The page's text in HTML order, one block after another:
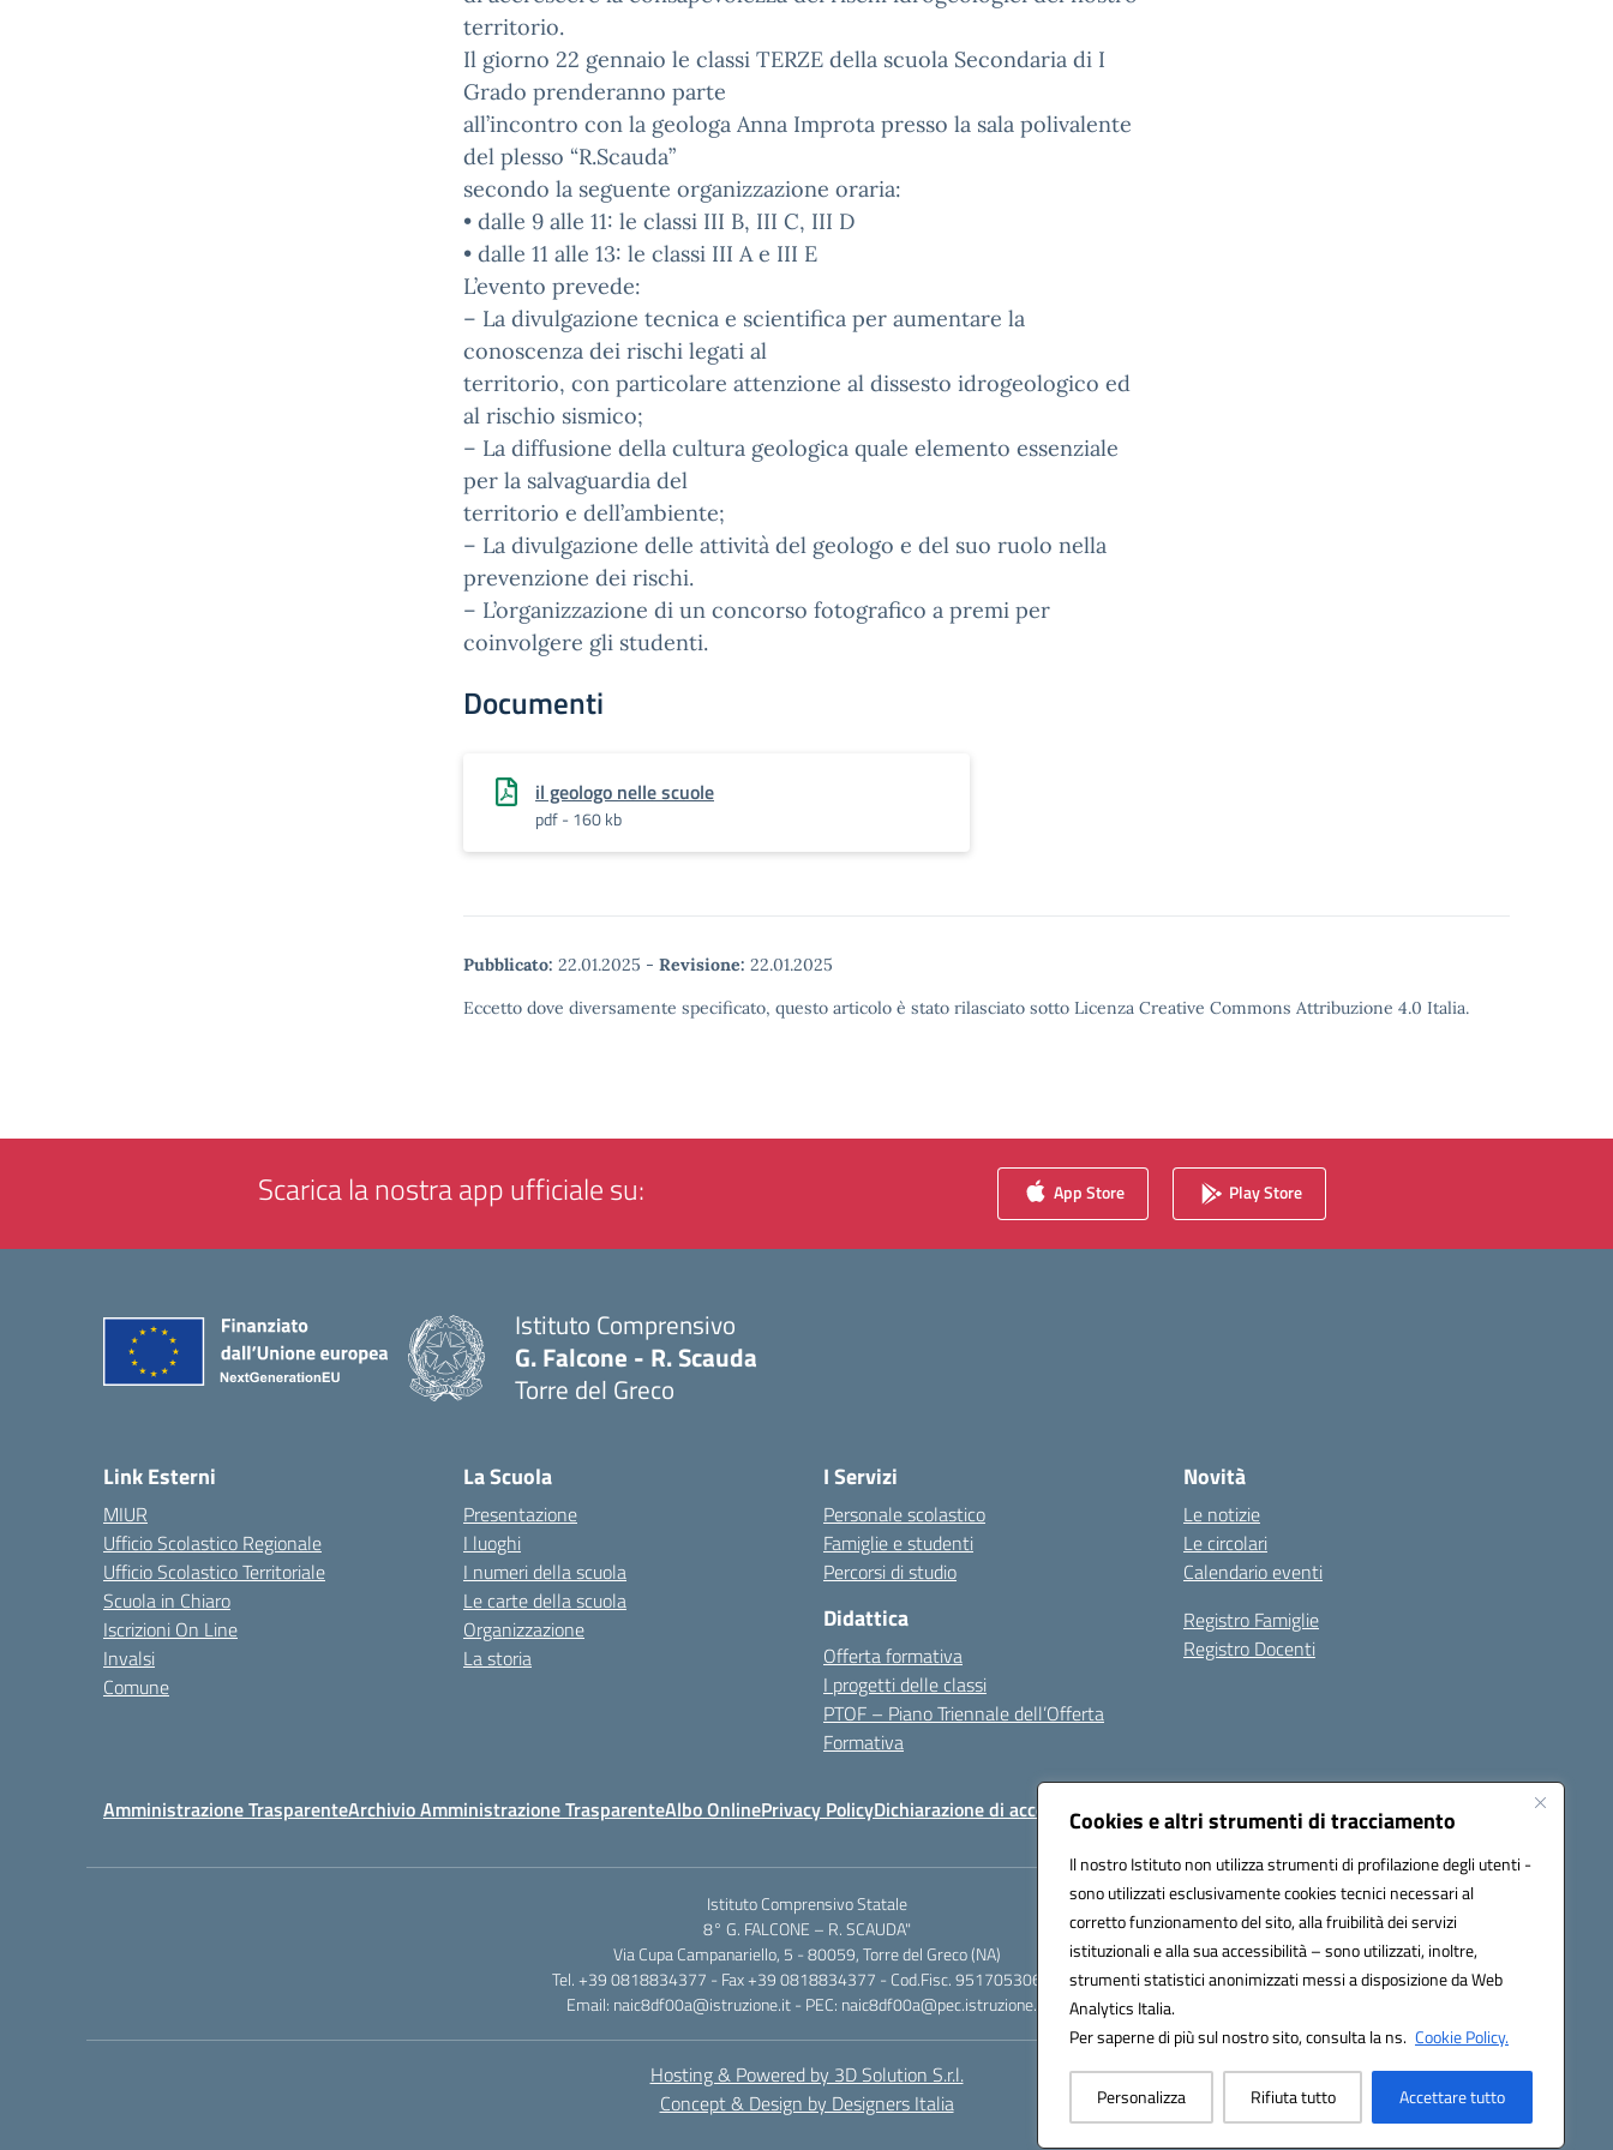
Cookies e altri strumenti di tracciamento
Il nostro Istituto non utilizza strumenti di profilazione degli utenti -
sono utilizzati esclusivamente cookies tecnici necessari al
corretto funzionamento del sito, alla fruibilità dei servizi
istituzionali e alla sua accessibilità – sono utilizzati, inoltre,
strumenti statistici anonimizzati messi a disposizione da Web
Analytics Italia.
Per saperne di più sul nostro sito, consulta la ns. Cookie Policy.
Personalizza Rifiuta tutto Accettare tutto
territorio.
Il giorno 22 gennaio le classi TERZE della scuola Secondaria di I
Grado prenderanno parte
all’incontro con la geologa Anna Improta presso la sala polivalente
del plesso “R.Scauda”
secondo la seguente organizzazione oraria:
• dalle 9 alle 11: le classi III B, III C, III D
• dalle 11 alle 13: le classi III A e III E
L’evento prevede:
– La divulgazione tecnica e scientifica per aumentare la
conoscenza dei rischi legati al
territorio, con particolare attenzione al dissesto idrogeologico ed
al rischio sismico;
– La diffusione della cultura geologica quale elemento essenziale
per la salvaguardia del
territorio e dell’ambiente;
– La divulgazione delle attività del geologo e del suo ruolo nella
prevenzione dei rischi.
– L’organizzazione di un concorso fotografico a premi per
coinvolgere gli studenti.
Documenti
il geologo nelle scuole
pdf - 160 kb
Pubblicato: 22.01.2025 - Revisione: 22.01.2025
Eccetto dove diversamente specificato, questo articolo è stato rilasciato sotto Licenza Creative Commons Attribuzione 4.0 Italia.
Scarica la nostra app ufficiale su: App Store Play Store
Istituto Comprensivo
G. Falcone - R. Scauda
Torre del Greco
Link Esterni
MIUR
Ufficio Scolastico Regionale
Ufficio Scolastico Territoriale
Scuola in Chiaro
Iscrizioni On Line
Invalsi
Comune
La Scuola
Presentazione
I luoghi
I numeri della scuola
Le carte della scuola
Organizzazione
La storia
I Servizi
Personale scolastico
Famiglie e studenti
Percorsi di studio
Didattica
Offerta formativa
I progetti delle classi
PTOF – Piano Triennale dell’Offerta
Formativa
Novità
Le notizie
Le circolari
Calendario eventi
Registro Famiglie
Registro Docenti
Amministrazione TrasparenteArchivio Amministrazione TrasparenteAlbo OnlinePrivacy PolicyDichiarazione di accessibilità Note legali
Istituto Comprensivo Statale
8° G. FALCONE – R. SCAUDA"
Via Cupa Campanariello, 5 - 80059, Torre del Greco (NA)
Tel. +39 0818834377 - Fax +39 0818834377 - Cod.Fisc. 95170530638
Email: naic8df00a@istruzione.it - PEC: naic8df00a@pec.istruzione.it
Hosting & Powered by 3D Solution S.r.l.
Concept & Design by Designers Italia